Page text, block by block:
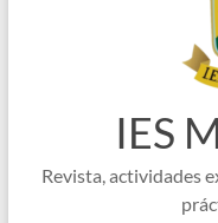
IES
Revista, actividades